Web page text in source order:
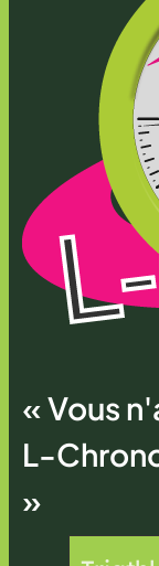
« Vous
L-
»